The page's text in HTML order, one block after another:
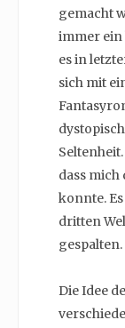
gemacht
immer ein
es in
sich mit
dass mich
konnte.
dritten
gespalten.
Die Idee